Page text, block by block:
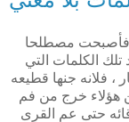
فأصبحت مصطلحا
تلك الكلمات التي
، فلانه جنها قطيعه
هؤلاء خرج من فم
حتى عم القرى